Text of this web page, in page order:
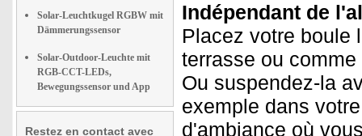
Solar-Leuchtkugel RGBW mit
Dämmerungssensor
Solar-Outdoor-Leuchte mit
RGB-CCT-LEDs,
Bewegungssensor und App
Restez en contact avec
Indépendant de
Placez votre boule
terrasse ou
Ou suspendez-la
exemple dans
d'ambiance où